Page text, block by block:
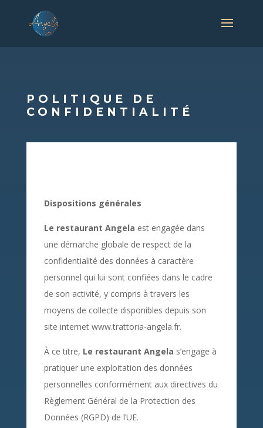
POLITIQUE DE
CONFIDENTIALITÉ
Dispositions générales
Le restaurant Angela est engagée dans
une démarche globale de respect de la
confidentialité des données à caractère
personnel qui lui sont confiées dans le cadre
de son activité, y compris à travers les
moyens de collecte disponibles depuis son
site internet www.trattoria-angela.fr.
À ce titre, Le restaurant Angela s’engage à
pratiquer une exploitation des données
personnelles conformément aux directives du
Règlement Général de la Protection des
Données (RGPD) de l’UE.